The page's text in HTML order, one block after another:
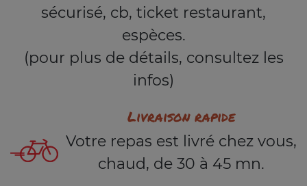
sécurisé, cb, ticket restaurant,
espèces.
(pour plus de détails, consultez les
infos)
Livraison rapide
Votre repas est livré chez vous,
chaud, de 30 à 45 mn.